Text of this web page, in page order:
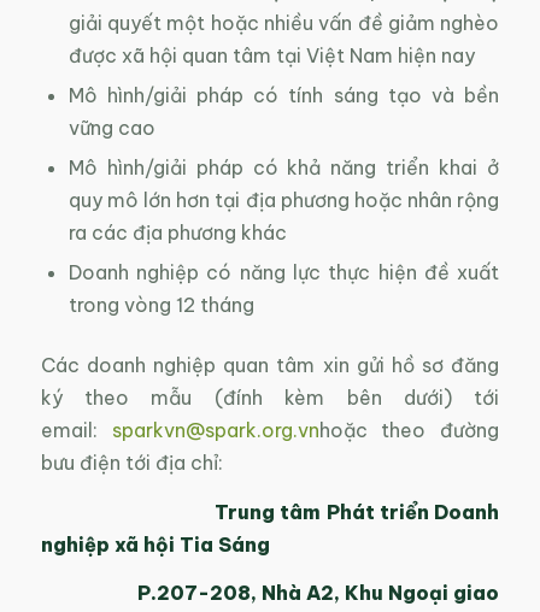
giải quyết một hoặc nhiều vấn đề giảm nghèo
được xã hội quan tâm tại Việt Nam hiện nay
Mô hình/giải pháp có tính sáng tạo và bền
vững cao
Mô hình/giải pháp có khả năng triển khai ở
quy mô lớn hơn tại địa phương hoặc nhân rộng
ra các địa phương khác
Doanh nghiệp có năng lực thực hiện đề xuất
trong vòng 12 tháng
Các doanh nghiệp quan tâm xin gửi hồ sơ đăng
ký theo mẫu (đính kèm bên dưới) tới
email: sparkvn@spark.org.vnhoặc theo đường
bưu điện tới địa chỉ:
Trung tâm Phát triển Doanh
nghiệp xã hội Tia Sáng
P.207-208, Nhà A2, Khu Ngoại giao